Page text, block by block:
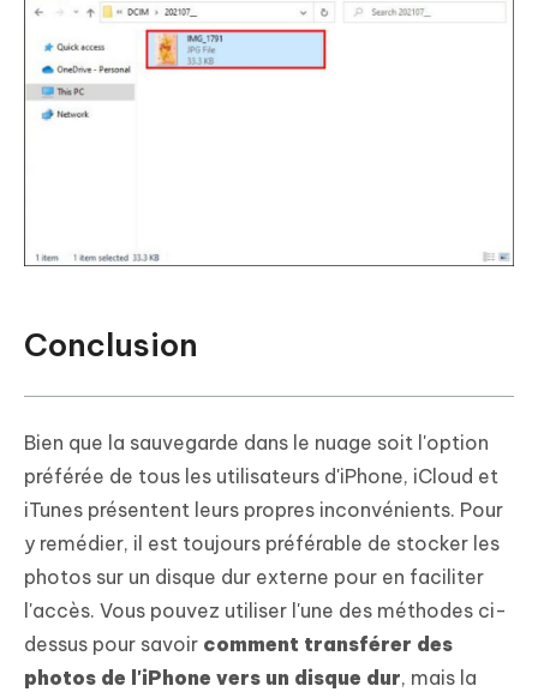
Conclusion
Bien que la sauvegarde dans le nuage soit l'option
préférée de tous les utilisateurs d'iPhone, iCloud et
iTunes présentent leurs propres inconvénients. Pour
y remédier, il est toujours préférable de stocker les
photos sur un disque dur externe pour en faciliter
l'accès. Vous pouvez utiliser l'une des méthodes ci-
dessus pour savoir comment transférer des
photos de l'iPhone vers un disque dur, mais la